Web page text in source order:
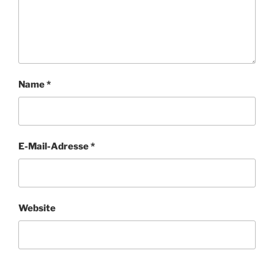
Name*
E-Mail-Adresse*
Website